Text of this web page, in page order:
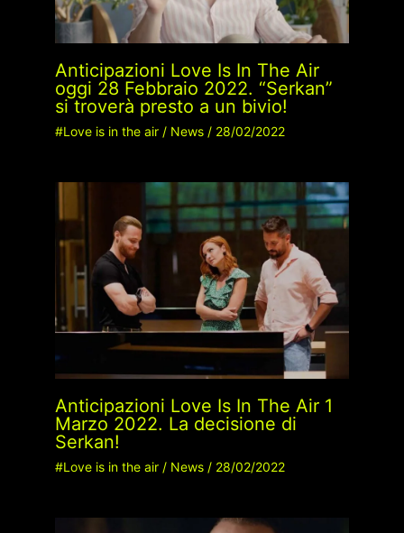
Anticipazioni Love Is In The Air
oggi 28 Febbraio 2022. “Serkan”
si troverà presto a un bivio!
#Love is in the air/ News/ 28/02/2022
Anticipazioni Love Is In The Air 1
Marzo 2022. La decisione di
Serkan!
#Love is in the air/ News/ 28/02/2022